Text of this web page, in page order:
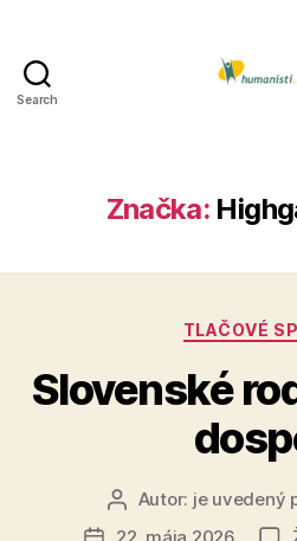
Search
Značka:
TLAČOVÉ
Slovenské
Autor
článku
Autor: je uvedený
22. mája 2026